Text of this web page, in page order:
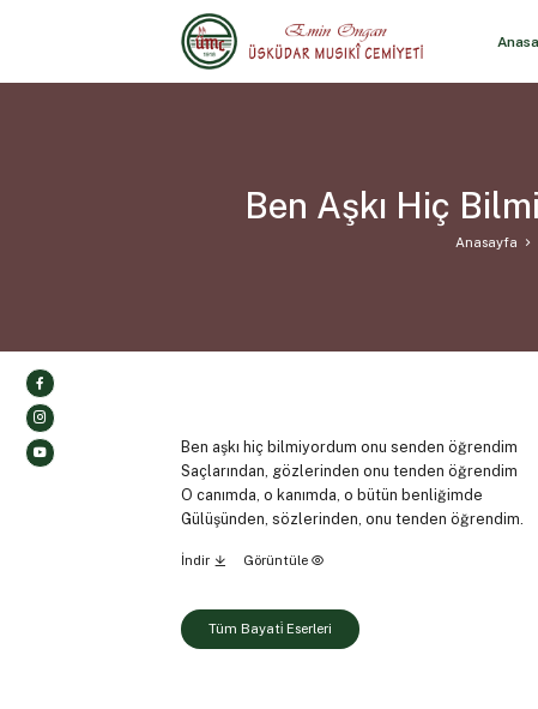
Ben Aşkı Hiç
Anasayfa
Ben aşkı hiç bilmiyordum onu senden öğrendim
Saçlarından, gözlerinden onu tenden öğrendim
O canımda, o kanımda, o bütün benliğimde
Gülüşünden, sözlerinden, onu tenden öğrendim.
İndir Görüntüle
Tüm Bayati̇ Eserleri